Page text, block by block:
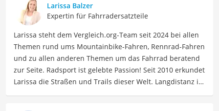
Larissa Balzer
Expertin für Fahrradersatzteile
Larissa steht dem Vergleich.org-Team seit 2024 bei allen
Themen rund ums Mountainbike-Fahren, Rennrad-Fahren
und zu allen anderen Themen um das Fahrrad beratend
zur Seite. Radsport ist gelebte Passion! Seit 2010 erkundet
Larissa die Straßen und Trails dieser Welt. Langdistanz ist